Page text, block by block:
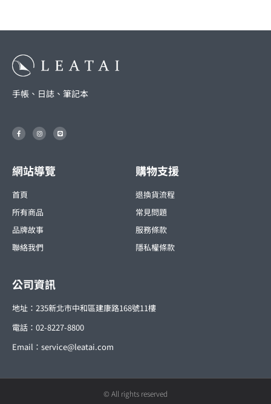
手帳、日誌、筆記本
F
a
c
k
-
I
n
s
r
a
m
L
i
n
網站導覽
首頁
所有商品
品牌故事
聯絡我們
購物支援
退換貨流程
常見問題
服務條款
隱私權條款
公司資訊
地址：235新北市中和區建康路168號11樓
電話：02-8227-8800
Email： service@leatai.com
© All rights reserved